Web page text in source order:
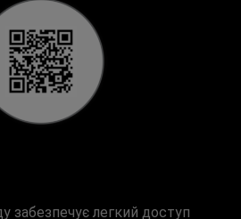
забезпечує легкий доступ